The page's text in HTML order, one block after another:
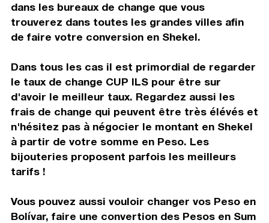
dans les bureaux de change que vous
trouverez dans toutes les grandes villes afin
de faire votre conversion en Shekel.
Dans tous les cas il est primordial de regarder
le taux de change CUP ILS pour être sur
d'avoir le meilleur taux. Regardez aussi les
frais de change qui peuvent être très élévés et
n'hésitez pas à négocier le montant en Shekel
à partir de votre somme en Peso. Les
bijouteries proposent parfois les meilleurs
tarifs !
Vous pouvez aussi vouloir changer vos Peso en
Bolívar, faire une convertion des Pesos en Sum